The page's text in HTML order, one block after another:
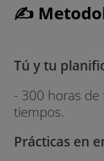
✍
Tú y tu
- 300 horas
tiempos.
Prácticas en